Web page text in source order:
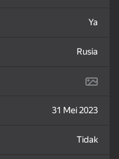
Ya
Rusia
31 Mei 2023
Tidak